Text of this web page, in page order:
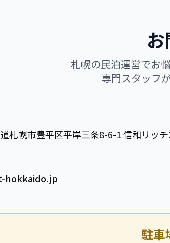
札幌の民泊運営でお
専門スタッフ
札幌市豊平区平岸三条8-6-1 信和リッ
hokkaido.jp
駐車